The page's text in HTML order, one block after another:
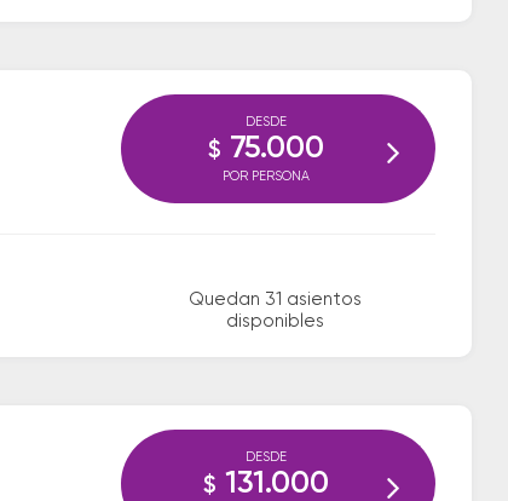
Quedan 31 asientos
disponibles
DESDE
$ 75.000
POR PERSONA
DESDE
$ 131.000